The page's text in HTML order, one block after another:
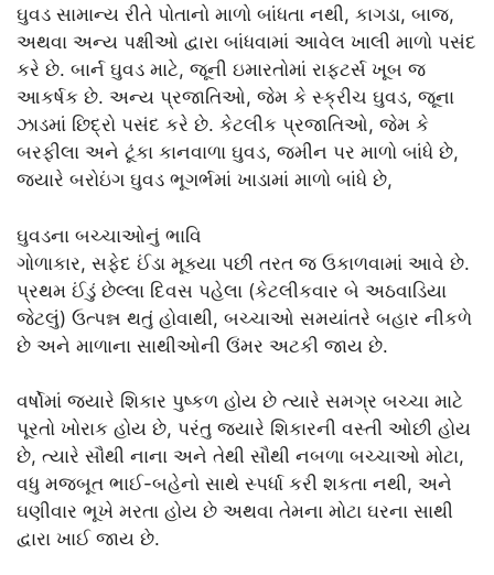
ઘુવડ સામાન્ય રીતે પોતાનો માળો બાંધતા નથી, કાગડા, બાજ,
અથવા અન્ય પક્ષીઓ દ્વારા બાંધવામાં આવેલ ખાલી માળો પસંદ
કરે છે. બાર્ન ઘુવડ માટે, જૂની ઇમારતોમાં રાફ્ટર્સ ખૂબ જ
આકર્ષક છે. અન્ય પ્રજાતિઓ, જેમ કે સ્ક્રીચ ઘુવડ, જૂના
ઝાડમાં છિદ્રો પસંદ કરે છે. કેટલીક પ્રજાતિઓ, જેમ કે
બરફીલા અને ટૂંકા કાનવાળા ઘુવડ, જમીન પર માળો બાંધે છે,
જ્યારે બરોઇંગ ઘુવડ ભૂગર્ભમાં ખાડામાં માળો બાંધે છે,
ઘુવડના બચ્ચાઓનું ભાવિ
ગોળાકાર, સફેદ ઈંડા મૂક્યા પછી તરત જ ઉકાળવામાં આવે છે.
પ્રથમ ઈંડું છેલ્લા દિવસ પહેલા (કેટલીકવાર બે અઠવાડિયા
જેટલું) ઉત્પન્ન થતું હોવાથી, બચ્ચાઓ સમયાંતરે બહાર નીકળે
છે અને માળાના સાથીઓની ઉંમર અટકી જાય છે.
વર્ષોમાં જ્યારે શિકાર પુષ્કળ હોય છે ત્યારે સમગ્ર બચ્ચા માટે
પૂરતો ખોરાક હોય છે, પરંતુ જ્યારે શિકારની વસ્તી ઓછી હોય
છે, ત્યારે સૌથી નાના અને તેથી સૌથી નબળા બચ્ચાઓ મોટા,
વધુ મજબૂત ભાઈ-બહેનો સાથે સ્પર્ધા કરી શકતા નથી, અને
ઘણીવાર ભૂખે મરતા હોય છે અથવા તેમના મોટા ઘરના સાથી
દ્વારા ખાઈ જાય છે.